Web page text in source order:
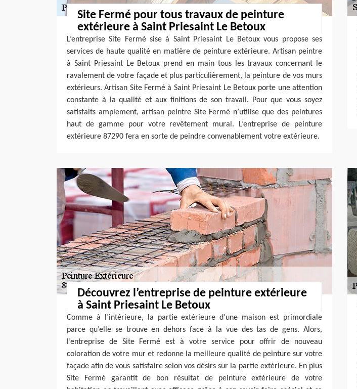
Site Fermé pour tous travaux de peinture
extérieure à Saint Priesaint Le Betoux
L’entreprise Site Fermé sise à Saint Priesaint Le Betoux vous propose ses
services de haute qualité en matière de peinture extérieure. Artisan peintre
à Saint Priesaint Le Betoux prend en main tous les travaux concernant le
ravalement de votre façade et plus particulièrement, la peinture de vos murs
extérieurs. Artisan Site Fermé à Saint Priesaint Le Betoux porte une attention
constante à la qualité et aux finitions de son travail. Pour que vous soyez
satisfaits amplement, artisan peintre Site Fermé n’utilise que des peintures
haut de gamme pour votre revêtement mural. L’entreprise de peinture
extérieure 87290 fera en sorte de peindre convenablement votre extérieure.
Découvrez l’entreprise de peinture extérieure
à Saint Priesaint Le Betoux
Comme à l’intérieure, la partie extérieure d’une maison est primordiale
parce qu’elle se trouve en dehors face à la vue des tas de gens. Alors,
l’entreprise de Site Fermé est à votre service pour offrir de nouveau
coloration de votre mur et redonne la meilleure qualité de peinture sur votre
façade afin de vous satisfaire selon vos désirs sur la partie extérieure. En plus
Site Fermé garantit de bon résultat de peinture extérieure de votre